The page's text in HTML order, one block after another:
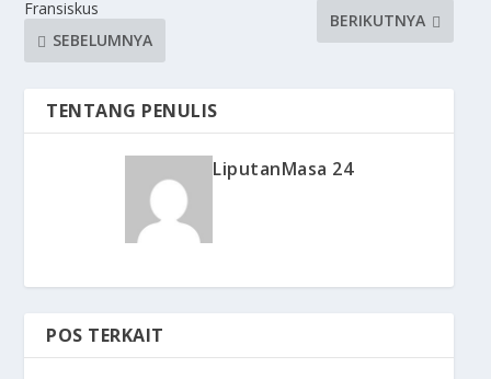
Fransiskus
SEBELUMNYA
BERIKUTNYA
TENTANG PENULIS
LiputanMasa 24
POS TERKAIT